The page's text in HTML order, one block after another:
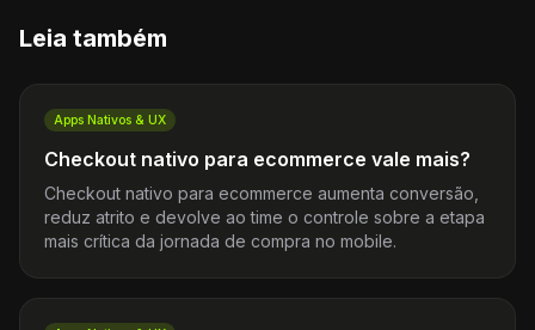
Leia também
Apps Nativos & UX
Checkout nativo para ecommerce vale mais?
Checkout nativo para ecommerce aumenta conversão,
reduz atrito e devolve ao time o controle sobre a etapa
mais crítica da jornada de compra no mobile.